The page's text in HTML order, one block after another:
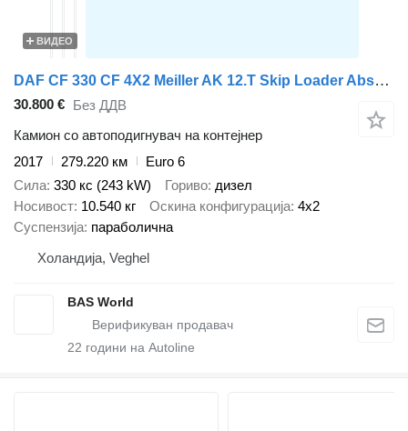
ВИДЕО
DAF CF 330 CF 4X2 Meiller AK 12.T Skip Loader Absetzkipper Automatic
30.800 € Без ДДВ
Камион со автоподигнувач на контејнер
2017
279.220 км
Euro 6
Сила 330 кс (243 kW) Гориво дизел
Носивост 10.540 кг Оскина конфигурација 4x2
Суспензија параболична
Холандија, Veghel
BAS World
22 години на Autoline